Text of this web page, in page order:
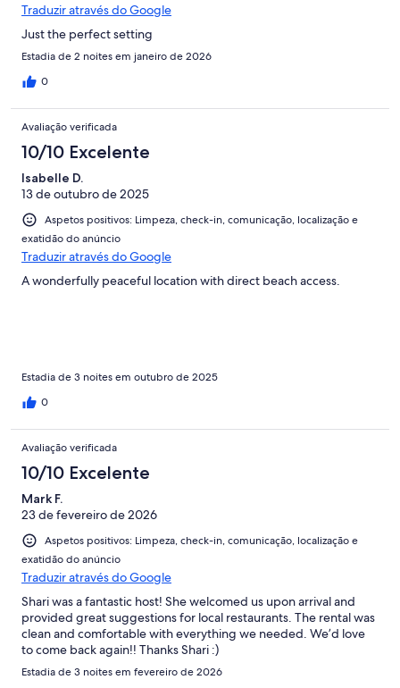
Traduzir através do Google
Just the perfect setting
Estadia de 2 noites em janeiro de 2026
0
Avaliação verificada
10/10 Excelente
Isabelle D.
13 de outubro de 2025
Aspetos positivos: Limpeza, check-in, comunicação, localização e
exatidão do anúncio
Traduzir através do Google
A wonderfully peaceful location with direct beach access.
Estadia de 3 noites em outubro de 2025
0
Avaliação verificada
10/10 Excelente
Mark F.
23 de fevereiro de 2026
Aspetos positivos: Limpeza, check-in, comunicação, localização e
exatidão do anúncio
Traduzir através do Google
Shari was a fantastic host! She welcomed us upon arrival and
provided great suggestions for local restaurants. The rental was
clean and comfortable with everything we needed. We’d love
to come back again!! Thanks Shari :)
Estadia de 3 noites em fevereiro de 2026